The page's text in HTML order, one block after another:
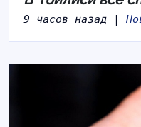
9 часов назад |